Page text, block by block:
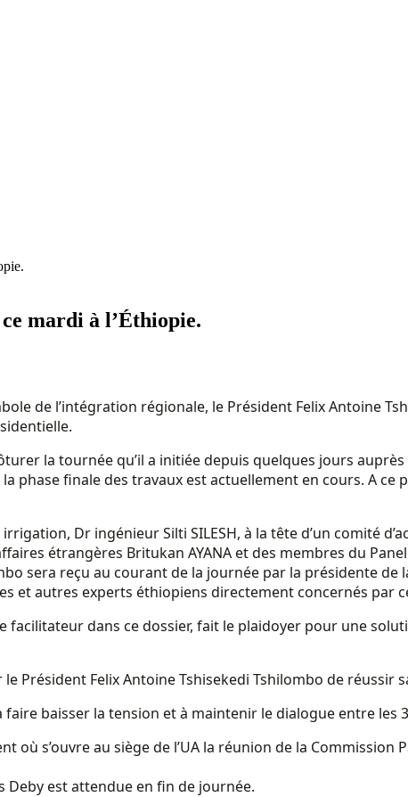
mardi à l’Éthiopie.
de l’intégration régionale, le Président Felix Antoine
la tournée qu’il a initiée depuis quelques jours
finale des travaux est actuellement en cours. A ce
Dr ingénieur Silti SILESH, à la tête d’un comité
étrangères Britukan AYANA et des membres du
sera reçu au courant de la journée par la présidente
et autres experts éthiopiens directement concernés par
facilitateur dans ce dossier, fait le plaidoyer pour une
Président Felix Antoine Tshisekedi Tshilombo de réussir
baisser la tension et à maintenir le dialogue entre les
s’ouvre au siège de l’UA la réunion de la Commission
Deby est attendue en fin de journée.